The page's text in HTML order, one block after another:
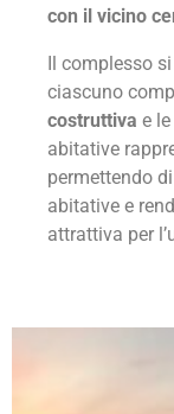
con il vicino
Il complesso
ciascuno
costruttiva e le
abitative
permettendo
abitative e
attrattiva per